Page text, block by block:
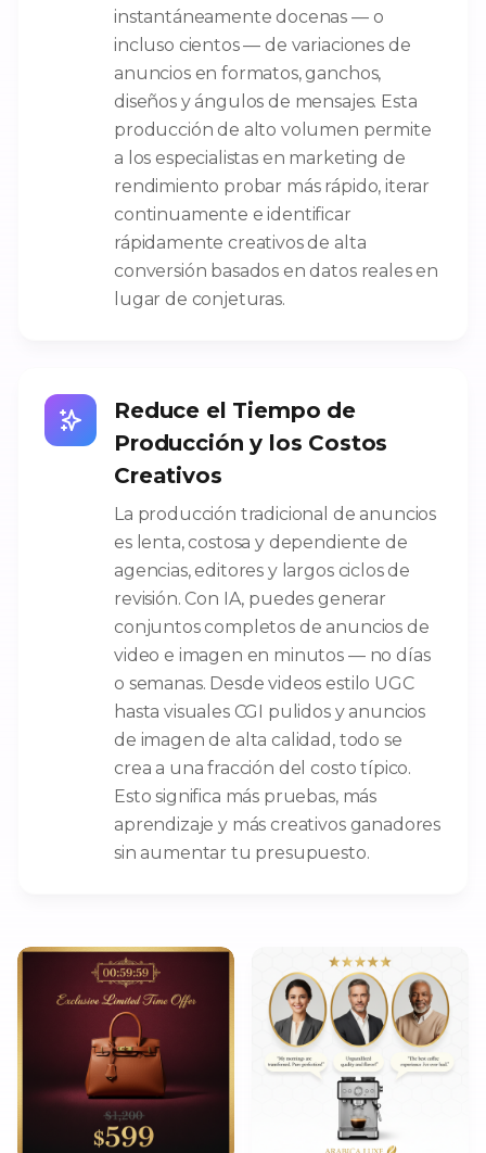
instantáneamente docenas — o
incluso cientos — de variaciones de
anuncios en formatos, ganchos,
diseños y ángulos de mensajes. Esta
producción de alto volumen permite
a los especialistas en marketing de
rendimiento probar más rápido, iterar
continuamente e identificar
rápidamente creativos de alta
conversión basados en datos reales en
lugar de conjeturas.
Reduce el Tiempo de
Producción y los Costos
Creativos
La producción tradicional de anuncios
es lenta, costosa y dependiente de
agencias, editores y largos ciclos de
revisión. Con IA, puedes generar
conjuntos completos de anuncios de
video e imagen en minutos — no días
o semanas. Desde videos estilo UGC
hasta visuales CGI pulidos y anuncios
de imagen de alta calidad, todo se
crea a una fracción del costo típico.
Esto significa más pruebas, más
aprendizaje y más creativos ganadores
sin aumentar tu presupuesto.